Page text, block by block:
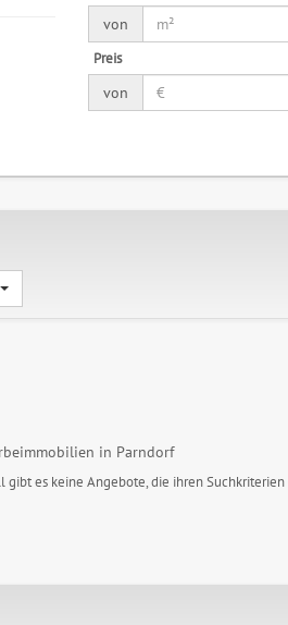
von
Preis
von
in Parndorf
gibt es keine Angebote, die ihren Suchkriterien